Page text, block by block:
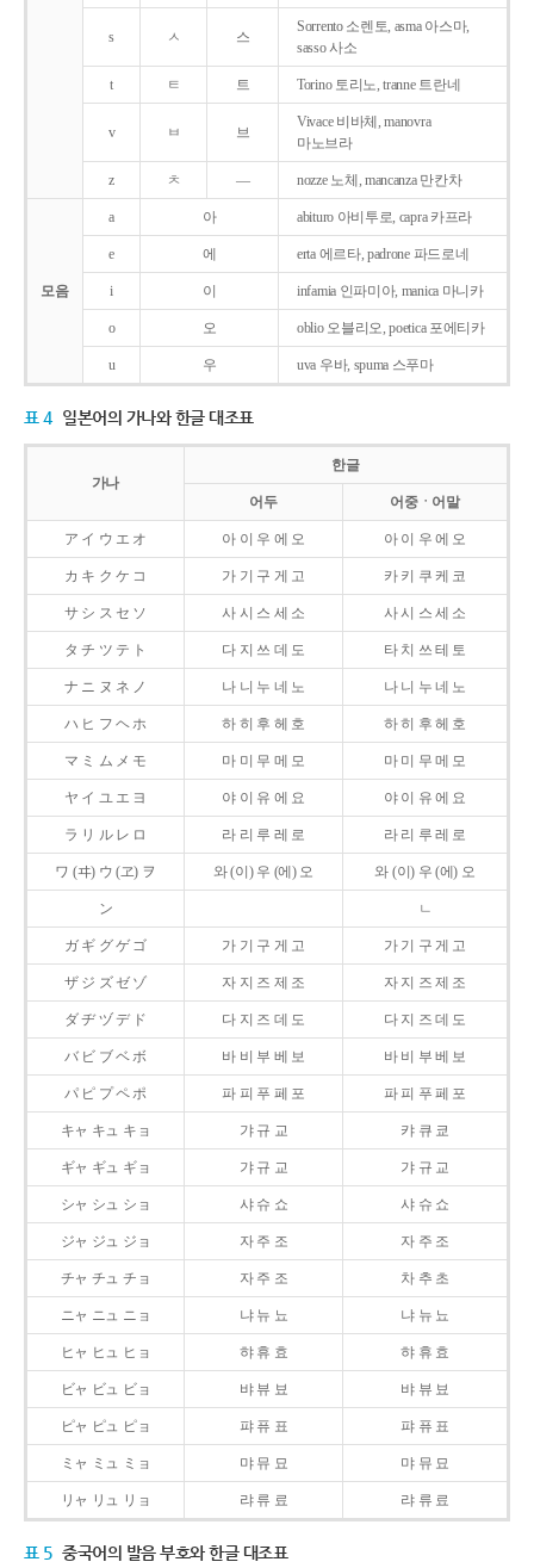
s ㅅ 스
Sorrento 소렌토, asma 아스마,
sasso 사소
t ㅌ 트 Torino 토리노, tranne 트란네
v ㅂ 브
Vivace 비바체, manovra
마노브라
z ㅊ ― nozze 노체, mancanza 만칸차
모음
a 아 abituro 아비투로, capra 카프라
e 에 erta 에르타, padrone 파드로네
i 이 infamia 인파미아, manica 마니카
o 오 oblio 오블리오, poetica 포에티카
u 우 uva 우바, spuma 스푸마
표 4 일본어의 가나와 한글 대조표
가나
한글
어두 어중ㆍ어말
ア イ ウ エ オ 아 이 우 에 오 아 이 우 에 오
カ キ ク ケ コ 가 기 구 게 고 카 키 쿠 케 코
サ シ ス セ ソ 사 시 스 세 소 사 시 스 세 소
タ チ ツ テ ト 다 지 쓰 데 도 타 치 쓰 테 토
ナ ニ ヌ ネ ノ 나 니 누 네 노 나 니 누 네 노
ハ ヒ フ ヘ ホ 하 히 후 헤 호 하 히 후 헤 호
マ ミ ム メ モ 마 미 무 메 모 마 미 무 메 모
ヤ イ ユ エ ヨ 야 이 유 에 요 야 이 유 에 요
ラ リ ル レ ロ 라 리 루 레 로 라 리 루 레 로
ワ (ヰ) ウ (ヱ) ヲ 와 (이) 우 (에) 오 와 (이) 우 (에) 오
ン ㄴ
ガ ギ グ ゲ ゴ 가 기 구 게 고 가 기 구 게 고
ザ ジ ズ ゼ ゾ 자 지 즈 제 조 자 지 즈 제 조
ダ ヂ ヅ デ ド 다 지 즈 데 도 다 지 즈 데 도
バ ビ ブ ベ ボ 바 비 부 베 보 바 비 부 베 보
パ ピ プ ペ ポ 파 피 푸 페 포 파 피 푸 페 포
キャ キュ キョ 갸 규 교 캬 큐 쿄
ギャ ギュ ギョ 갸 규 교 갸 규 교
シャ シュ ショ 샤 슈 쇼 샤 슈 쇼
ジャ ジュ ジョ 자 주 조 자 주 조
チャ チュ チョ 자 주 조 차 추 초
ニャ ニュ ニョ 냐 뉴 뇨 냐 뉴 뇨
ヒャ ヒュ ヒョ 햐 휴 효 햐 휴 효
ビャ ビュ ビョ 뱌 뷰 뵤 뱌 뷰 뵤
ピャ ピュ ピョ 퍄 퓨 표 퍄 퓨 표
ミャ ミュ ミョ 먀 뮤 묘 먀 뮤 묘
リャ リュ リョ 랴 류 료 랴 류 료
표 5 중국어의 발음 부호와 한글 대조표